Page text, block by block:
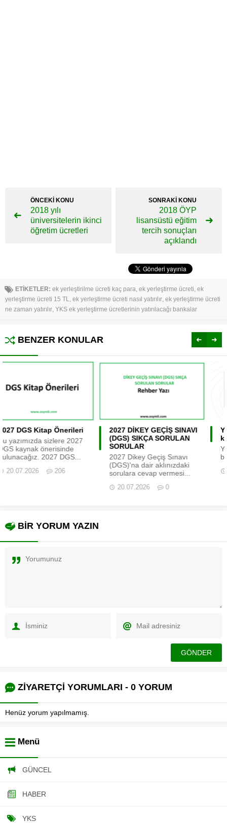
ÖNCEKİ KONU
2018 yılı
üniversitelerin ikinci
öğretim ücretleri
SONRAKİ KONU
2018 ÖYP
lisansüstü eğitim
tercih sonuçları
açıklandı
ETİKETLER: ek yerleştirilme ücreti kaç para, ek yerleştirme ücreti, ek
yerleştirme ücreti 15 TL, ek yerleştirme ücreti nasıl yatırılır, ek yerleştirme ücreti
ne zaman yatırılır, YKS ek yerleştirme ücretlerinin yatırılacağı bankalar
BENZER KONULAR
2027 DİKEY GEÇİŞ SINAVI
(DGS) SIKÇA SORULAN
SORULAR
2027 Dikey Geçiş Sınavı
sorulara cevap vermesi...
YKS’de Hangi bölüm için
kaç bin lazım?
YKS’ de Hangi bölüm için kaç
bin lazım? Üniversite tercih...
11.02.2026 0
BİR YORUM YAZIN
ZİYARETÇİ YORUMLARI - 0 YORUM
Henüz yorum yapılmamış.
Menü
GÜNCEL
HABER
YKS